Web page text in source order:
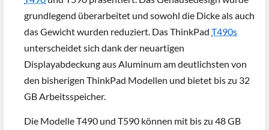
grundlegend überarbeitet und sowohl die Dicke als auch
das Gewicht wurden reduziert. Das ThinkPad T490s
unterscheidet sich dank der neuartigen
Displayabdeckung aus Aluminum am deutlichsten von
den bisherigen ThinkPad Modellen und bietet bis zu 32
GB Arbeitsspeicher.
Die Modelle T490 und T590 können mit bis zu 48 GB